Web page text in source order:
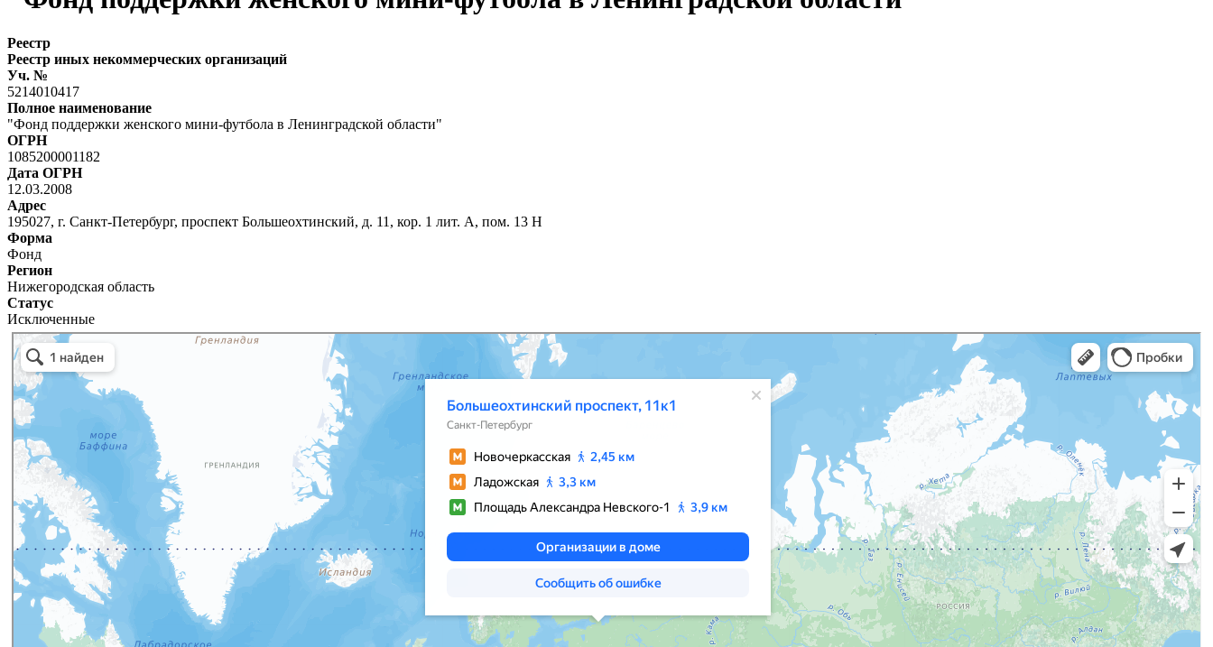
Реестр
Реестр иных некоммерческих организаций
Уч. №
5214010417
Полное наименование
"Фонд поддержки женского мини-футбола в Ленинградской области"
ОГРН
1085200001182
Дата ОГРН
12.03.2008
Адрес
195027, г. Санкт-Петербург, проспект Большеохтинский, д. 11, кор. 1 лит. А, пом. 13 Н
Форма
Фонд
Регион
Нижегородская область
Статус
Исключенные